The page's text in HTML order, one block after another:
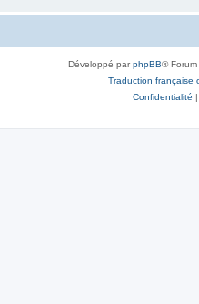
Développé parphpBB®
Traduction française
Confidentialité |